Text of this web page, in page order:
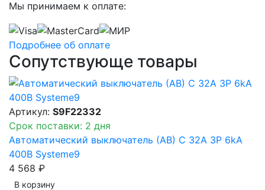
Мы принимаем к оплате:
Подробнее об оплате
Сопутствующе товары
Артикул: S9F22332
Срок поставки: 2 дня
Автоматический выключатель (АВ) C 32A 3P 6kA
400В Systeme9
4 568 ₽
В корзинy